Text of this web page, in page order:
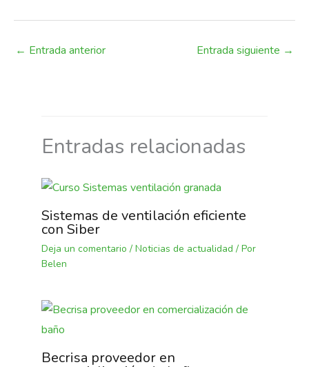
← Entrada anterior Entrada siguiente →
Entradas relacionadas
Sistemas de ventilación eficiente
con Siber
Deja un comentario / Noticias de actualidad / Por
Belen
Becrisa proveedor en